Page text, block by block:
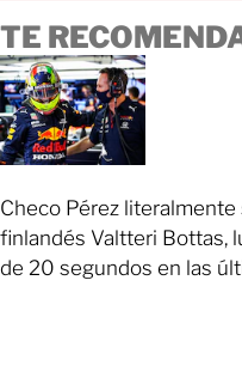
TE
Checo Pérez
finlandés Valtteri Bottas,
de 20 segundos en las